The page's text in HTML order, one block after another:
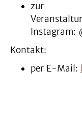
zur
Instagram:
Kontakt:
per E-Mail: